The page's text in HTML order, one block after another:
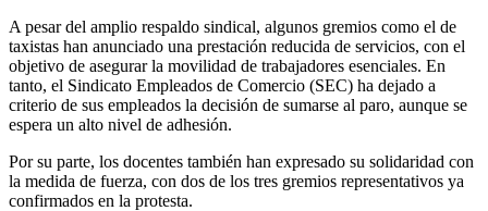
A pesar del amplio respaldo sindical, algunos gremios como el de
taxistas han anunciado una prestación reducida de servicios, con el
objetivo de asegurar la movilidad de trabajadores esenciales. En
tanto, el Sindicato Empleados de Comercio (SEC) ha dejado a
criterio de sus empleados la decisión de sumarse al paro, aunque se
espera un alto nivel de adhesión.
Por su parte, los docentes también han expresado su solidaridad con
la medida de fuerza, con dos de los tres gremios representativos ya
confirmados en la protesta.